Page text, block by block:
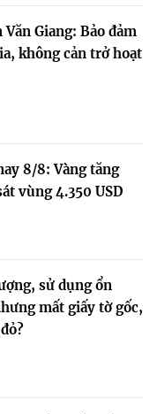
Giang: Bảo đảm
không cản trở hoạt
8/8: Vàng tăng
vùng 4.350 USD
sử dụng ổn
mất giấy tờ gốc,